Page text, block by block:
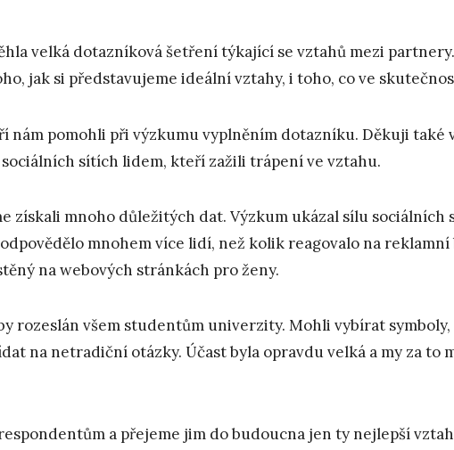
velká dotazníková šetření týkající se vztahů mezi
jak si představujeme ideální vztahy, i toho, co ve
nám pomohli při výzkumu vyplněním dotazníku. Děkuji také
sítích lidem, kteří zažili trápení ve vztahu.
získali mnoho důležitých dat. Výzkum ukázal sílu
mnohem více lidí, než kolik reagovalo na reklamní
na webových stránkách pro ženy.
rozeslán všem studentům univerzity. Mohli vybírat symboly,
na netradiční otázky. Účast byla opravdu velká a my za to
a přejeme jim do budoucna jen ty nejlepší